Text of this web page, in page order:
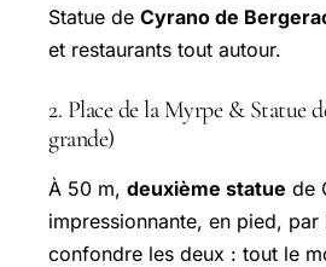
Statue de Cyrano de
et restaurants tout autour.
2. Place de la Myrpe & Statue
grande)
À 50 m, deuxième statue de
impressionnante, en pied,
confondre les deux : tout le